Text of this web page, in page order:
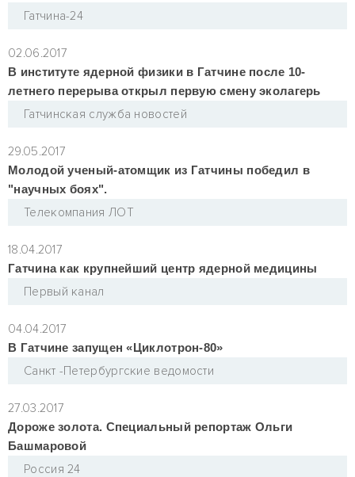
Гатчина-24
02.06.2017
В институте ядерной физики в Гатчине после 10-
летнего перерыва открыл первую смену эколагерь
Гатчинская служба новостей
29.05.2017
Молодой ученый-атомщик из Гатчины победил в
"научных боях".
Телекомпания ЛОТ
18.04.2017
Гатчина как крупнейший центр ядерной медицины
Первый канал
04.04.2017
В Гатчине запущен «Циклотрон-80»
Санкт -Петербургские ведомости
27.03.2017
Дороже золота. Специальный репортаж Ольги
Башмаровой
Россия 24